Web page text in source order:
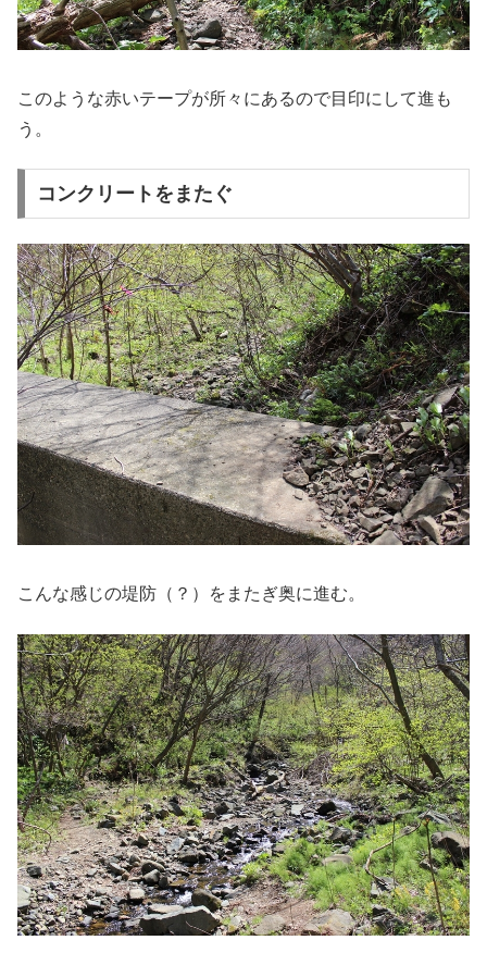
このような赤いテープが所々にあるので目印にして進も
う。
コンクリートをまたぐ
こんな感じの堤防（？）をまたぎ奥に進む。